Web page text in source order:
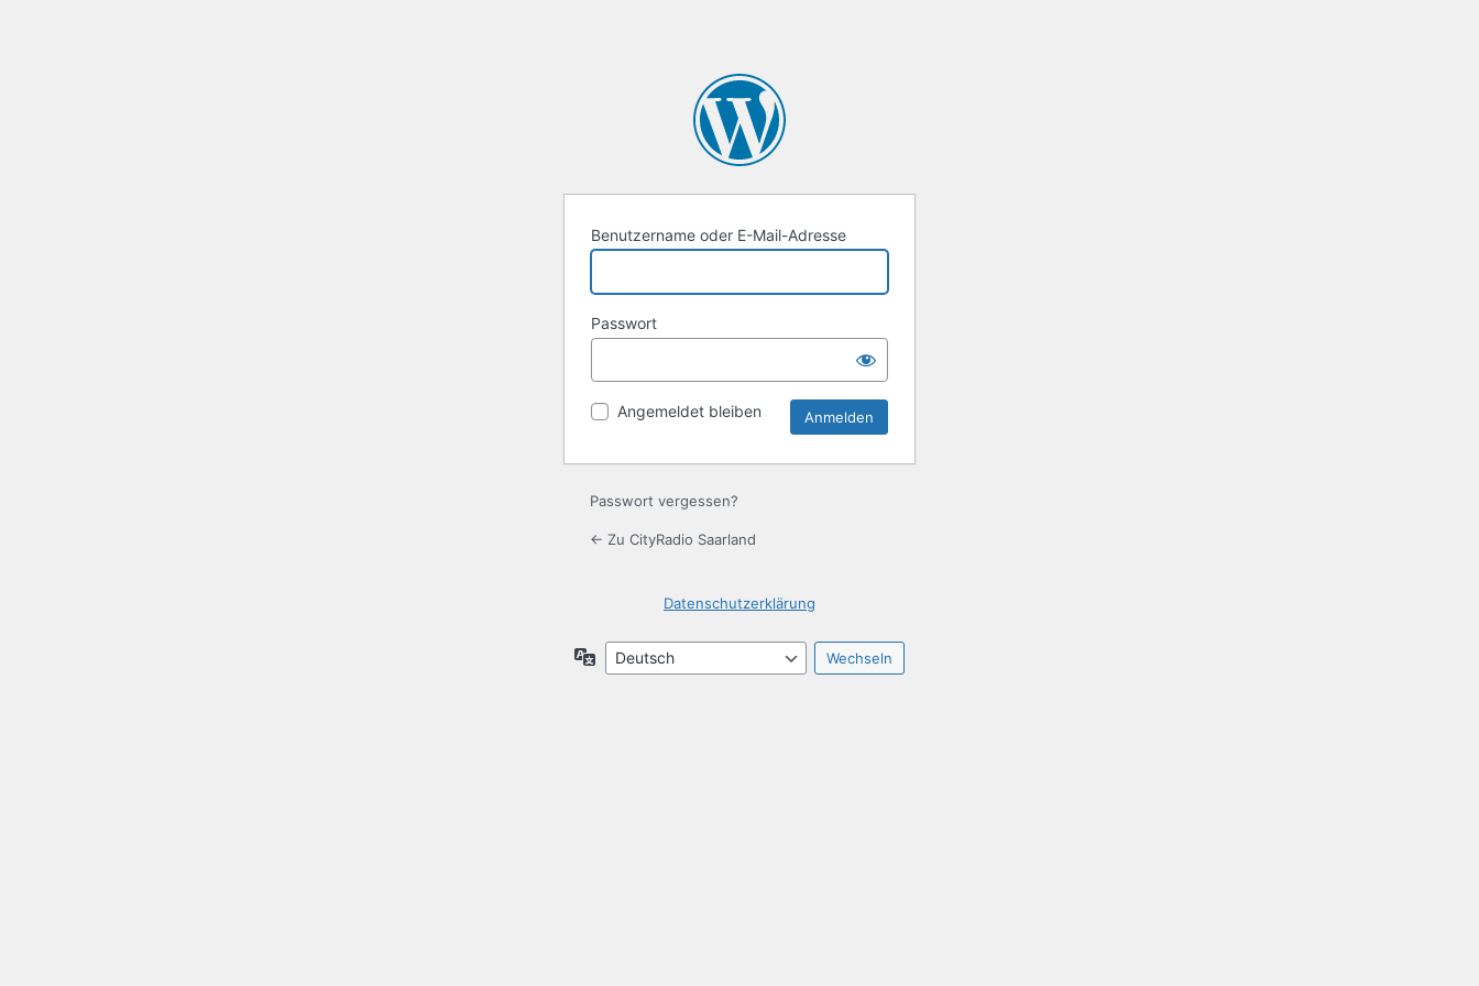
Benutzername oder E-Mail-Adresse
Passwort
Angemeldet bleiben
Passwort vergessen?
← Zu CityRadio Saarland
Datenschutzerklärung
Sprache